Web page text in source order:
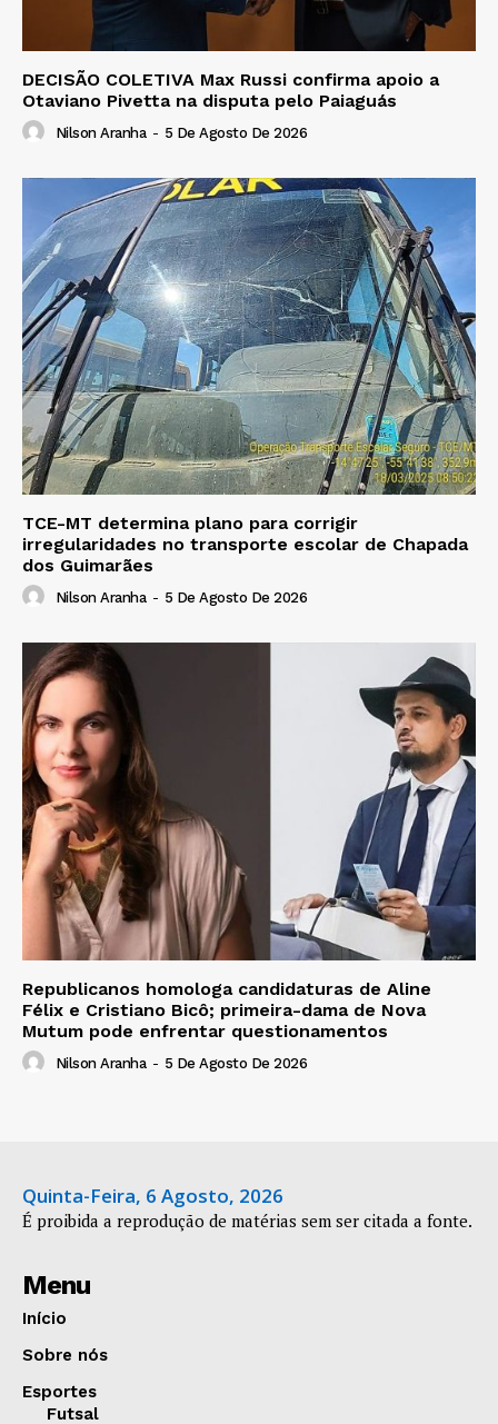
DECISÃO COLETIVA Max Russi confirma apoio a
Otaviano Pivetta na disputa pelo Paiaguás
Nilson Aranha - 5 De Agosto De 2026
TCE-MT determina plano para corrigir
irregularidades no transporte escolar de Chapada
dos Guimarães
Nilson Aranha - 5 De Agosto De 2026
Republicanos homologa candidaturas de Aline
Félix e Cristiano Bicô; primeira-dama de Nova
Mutum pode enfrentar questionamentos
Nilson Aranha - 5 De Agosto De 2026
Quinta-Feira, 6 Agosto, 2026
É proibida a reprodução de matérias sem ser citada a fonte.
Menu
Início
Sobre nós
Esportes
Futsal